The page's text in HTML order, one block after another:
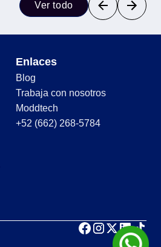
Ver todo
Enlaces
Blog
Trabaja con nosotros
Moddtech
+52 (662) 268-5784